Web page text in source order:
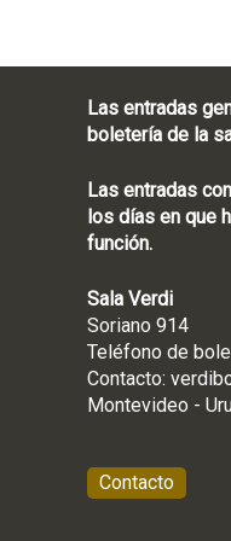
Las entradas
boletería de la
Las entradas
los días en que
función.
Sala Verdi
Soriano 914
Contacto:
Contacto